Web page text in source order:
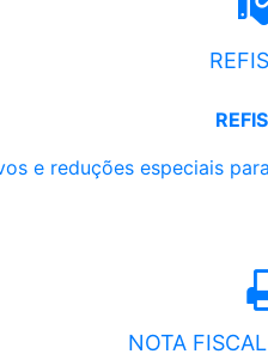
e reduções especiais
NOTA